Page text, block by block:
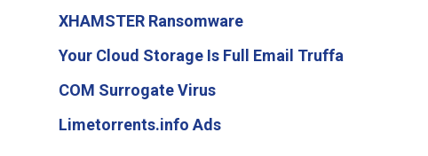
XHAMSTER Ransomware
Your Cloud Storage Is Full Email Truffa
COM Surrogate Virus
Limetorrents.info Ads